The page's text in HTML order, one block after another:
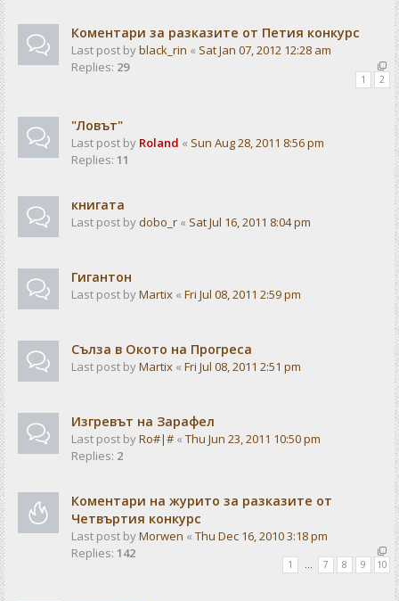
Коментари за разказите от Петия конкурс
Last post byblack_rin « Sat Jan 07, 2012 12:28 am
Replies: 29
1 2
"Ловът"
Last post by Roland « Sun Aug 28, 2011 8:56 pm
Replies: 11
книгата
Last post bydobo_r « Sat Jul 16, 2011 8:04 pm
Гигантон
Last post byMartix « Fri Jul 08, 2011 2:59 pm
Сълза в Окото на Прогреса
Last post byMartix « Fri Jul 08, 2011 2:51 pm
Изгревът на Зарафел
Last post byRo#|# « Thu Jun 23, 2011 10:50 pm
Replies: 2
Коментари на журито за разказите от
Четвъртия конкурс
Last post byMorwen « Thu Dec 16, 2010 3:18 pm
Replies: 142
1 … 7 8 9 10